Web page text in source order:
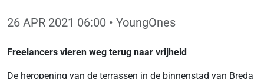
26 APR 2021 06:00 • YoungOnes
Freelancers vieren weg terug naar vrijheid
De heropening van de terrassen in de binnenstad van Breda